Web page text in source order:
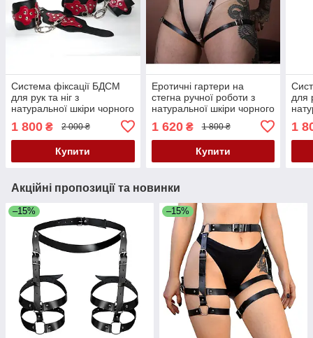
Система фіксації БДСМ
для рук та ніг з
натуральної шкіри чорного
вставками із заклепками
Scappa Кайф
1 800 ₴ 2 000 ₴
Купити
Еротичні гартери на
стегна ручної роботи з
натуральної шкіри чорного
кольору Scappa Розміри:
S-M-L-XL Кайф
1 620₴ 1 800 ₴
Купити
для
1
Акційні пропозиції та новинки
–15% –15%